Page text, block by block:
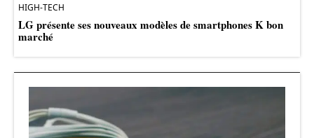
HIGH-TECH
LG présente ses nouveaux modèles de smartphones K bon
marché